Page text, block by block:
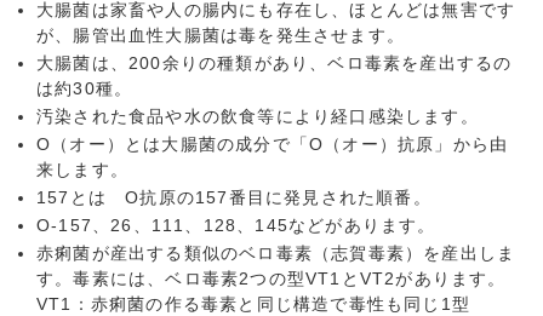
大腸菌は家畜や人の腸内にも存在し、ほとんどは無害です
が、腸管出血性大腸菌は毒を発生させます。
大腸菌は、200余りの種類があり、ベロ毒素を産出するの
は約30種。
汚染された食品や水の飲食等により経口感染します。
O（オー）とは大腸菌の成分で「O（オー）抗原」から由
来します。
157とは O抗原の157番目に発見された順番。
O-157、26、111、128、145などがあります。
赤痢菌が産出する類似のベロ毒素（志賀毒素）を産出しま
す。毒素には、ベロ毒素2つの型VT1とVT2があります。
VT1：赤痢菌の作る毒素と同じ構造で毒性も同じ1型